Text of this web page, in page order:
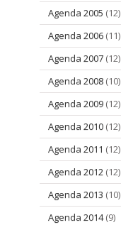
Agenda 2005 (12)
Agenda 2006 (11)
Agenda 2007 (12)
Agenda 2008 (10)
Agenda 2009 (12)
Agenda 2010 (12)
Agenda 2011 (12)
Agenda 2012 (12)
Agenda 2013 (10)
Agenda 2014(9)